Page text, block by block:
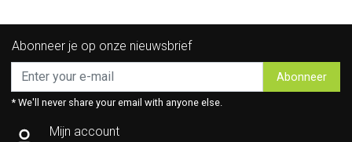
Abonneer je op onze nieuwsbrief
Abonneer
* We'll never share your email with anyone else.
Mijn account